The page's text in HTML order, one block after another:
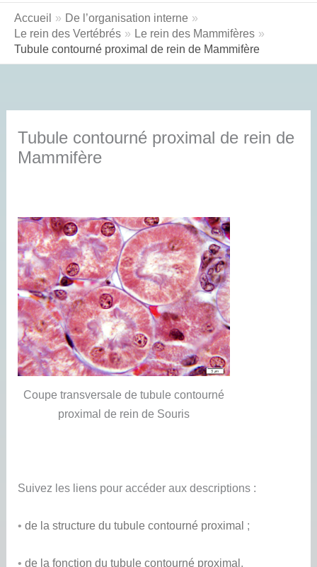
Accueil
De l’organisation interne
Le rein des Vertébrés
Le rein des Mammifères
Tubule contourné proximal de rein de Mammifère
Tubule contourné proximal de rein de
Mammifère
Coupe transversale de tubule contourné
proximal de rein de Souris
Suivez les liens pour accéder aux descriptions :
•de la structure du tubule contourné proximal ;
•de la fonction du tubule contourné proximal .